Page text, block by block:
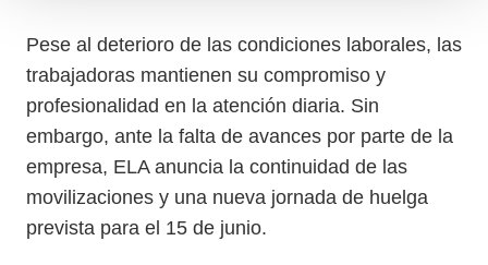
Pese al deterioro de las condiciones laborales, las
trabajadoras mantienen su compromiso y
profesionalidad en la atención diaria. Sin
embargo, ante la falta de avances por parte de la
empresa, ELA anuncia la continuidad de las
movilizaciones y una nueva jornada de huelga
prevista para el 15 de junio.